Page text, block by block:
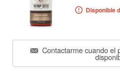
Disponible
Contactarme cuando el